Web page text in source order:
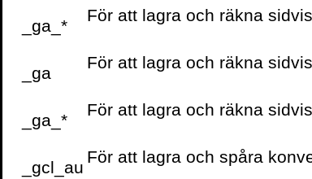
Skriv
_ga_*
För att lagra och räkna
_ga
För att lagra och räkna
_ga_*
För att lagra och räkna
_gcl_au
För att lagra och spåra